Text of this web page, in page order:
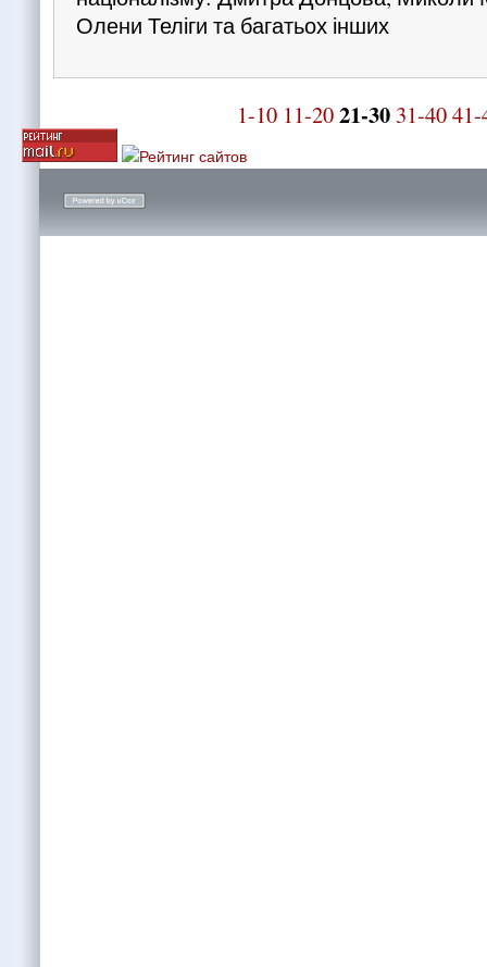
Олени Теліги та багатьох інших
1-10 11-2021-30 31-4041-